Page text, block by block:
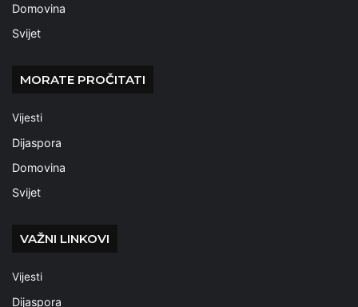
Domovina
Svijet
MORATE PROČITATI
Vijesti
Dijaspora
Domovina
Svijet
VAŽNI LINKOVI
Vijesti
Dijaspora